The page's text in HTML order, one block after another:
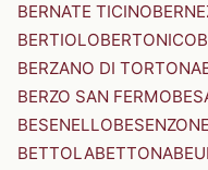
BERNATE TICINO
BERTIOLOBERTONICO
BERZANO DI TORTONA
BERZO SAN FERMO
BESENELLOBESENZONE
BETTOLABETTONA